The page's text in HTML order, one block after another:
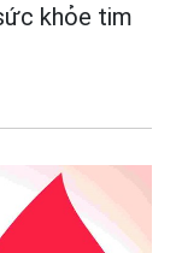
khỏe tim